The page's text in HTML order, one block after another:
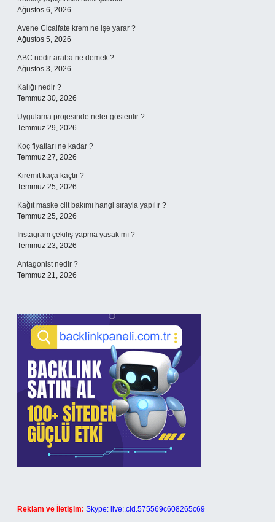
Ağustos 6, 2026
Avene Cicalfate krem ne işe yarar ?
Ağustos 5, 2026
ABC nedir araba ne demek ?
Ağustos 3, 2026
Kalığı nedir ?
Temmuz 30, 2026
Uygulama projesinde neler gösterilir ?
Temmuz 29, 2026
Koç fiyatları ne kadar ?
Temmuz 27, 2026
Kiremit kaça kaçtır ?
Temmuz 25, 2026
Kağıt maske cilt bakımı hangi sırayla yapılır ?
Temmuz 25, 2026
Instagram çekiliş yapma yasak mı ?
Temmuz 23, 2026
Antagonist nedir ?
Temmuz 21, 2026
Reklam ve İletişim: Skype: live:.cid.575569c608265c69